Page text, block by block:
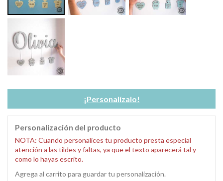
¡Personalízalo!
Personalización del producto
NOTA: Cuando personalices tu producto presta especial
atención a las tildes y faltas, ya que el texto aparecerá tal y
como lo hayas escrito.
Agrega al carrito para guardar tu personalización.